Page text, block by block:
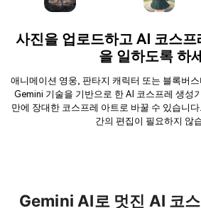
사진을 업로드하고 AI 코스프
을 일하도록 하
애니메이션 영웅, 판타지 캐릭터 또는 블록버
Gemini 기술을 기반으로 한 AI 코스프레 생성
만에 장대한 코스프레 아트로 바꿀 수 있습니
간의 편집이 필요하지 않
Gemini AI로 멋진 AI 코